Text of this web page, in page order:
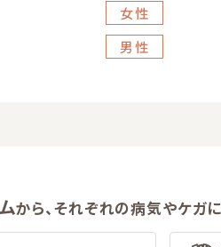
女性
男性
から、それぞれの病気やケガ